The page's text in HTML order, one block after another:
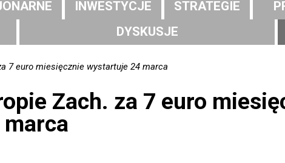
INWESTYCJE STRATEGIE
DYSKUSJE
7 euro miesięcznie wystartuje 24 marca
Zach. za 7 euro